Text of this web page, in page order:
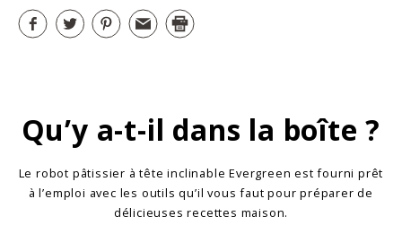
Qu’y a-t-il dans la boîte ?
Le robot pâtissier à tête inclinable Evergreen est fourni prêt
à l’emploi avec les outils qu’il vous faut pour préparer de
délicieuses recettes maison.